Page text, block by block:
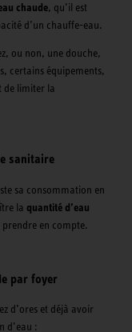
chaude, qu’il est
d’un chauffe-eau.
ou non, une douche,
certains équipements,
de limiter la
sanitaire
sa consommation en
la quantité d’eau
en compte.
par foyer
d’ores et déjà avoir
d’eau :